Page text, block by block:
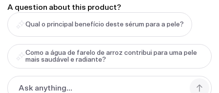
A question about this product?
Qual o principal benefício deste sérum para a pele?
Como a água de farelo de arroz contribui para uma pele
mais saudável e radiante?